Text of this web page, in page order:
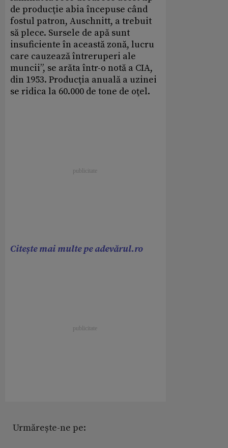
de producţie abia începuse când
fostul patron, Auschnitt, a trebuit
să plece. Sursele de apă sunt
insuficiente în această zonă, lucru
care cauzează întreruperi ale
muncii”, se arăta într-o notă a CIA,
din 1953. Producţia anuală a uzinei
se ridica la 60.000 de tone de oţel.
Citește mai multe pe adevărul.ro
Urmărește-ne pe: